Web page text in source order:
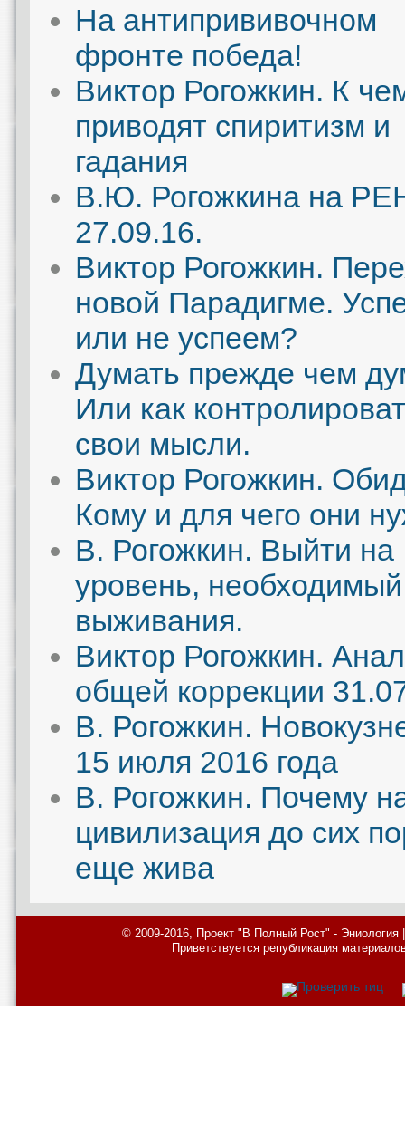
На антипрививочном
фронте победа!
Виктор Рогожкин. К
приводят спиритизм и
гадания
В.Ю. Рогожкина на
27.09.16.
Виктор Рогожкин.
новой Парадигме.
или не успеем?
Думать прежде чем
Или как
свои мысли.
Виктор Рогожкин.
Кому и для чего они
В. Рогожкин. Выйти на
уровень,
выживания.
Виктор Рогожкин.
общей коррекции
В. Рогожкин.
15 июля 2016 года
В. Рогожкин. Почему
цивилизация до сих
еще жива
© 2009-2016, Проект "В Полный Рост" -
Приветствуется републикация